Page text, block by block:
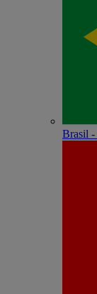
Brasil -